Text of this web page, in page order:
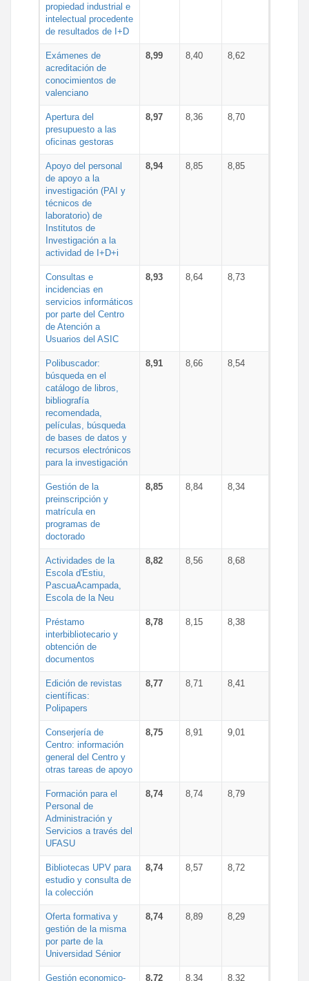
propiedad industrial e
intelectual procedente
de resultados de I+D
Exámenes de
acreditación de
conocimientos de
valenciano
8,99 8,40 8,62
Apertura del
presupuesto a las
oficinas gestoras
8,97 8,36 8,70
Apoyo del personal
de apoyo a la
investigación (PAI y
técnicos de
laboratorio) de
Institutos de
Investigación a la
actividad de I+D+i
8,94 8,85 8,85
Consultas e
incidencias en
servicios informáticos
por parte del Centro
de Atención a
Usuarios del ASIC
8,93 8,64 8,73
Polibuscador:
búsqueda en el
catálogo de libros,
bibliografía
recomendada,
películas, búsqueda
de bases de datos y
recursos electrónicos
para la investigación
8,91 8,66 8,54
Gestión de la
preinscripción y
matrícula en
programas de
doctorado
8,85 8,84 8,34
Actividades de la
Escola d'Estiu,
PascuaAcampada,
Escola de la Neu
8,82 8,56 8,68
Préstamo
interbibliotecario y
obtención de
documentos
8,78 8,15 8,38
Edición de revistas
científicas:
Polipapers
8,77 8,71 8,41
Conserjería de
Centro: información
general del Centro y
otras tareas de apoyo
8,75 8,91 9,01
Formación para el
Personal de
Administración y
Servicios a través del
UFASU
8,74 8,74 8,79
Bibliotecas UPV para
estudio y consulta de
la colección
8,74 8,57 8,72
Oferta formativa y
gestión de la misma
por parte de la
Universidad Sénior
8,74 8,89 8,29
Gestión economico- 8,72 8,34 8,32